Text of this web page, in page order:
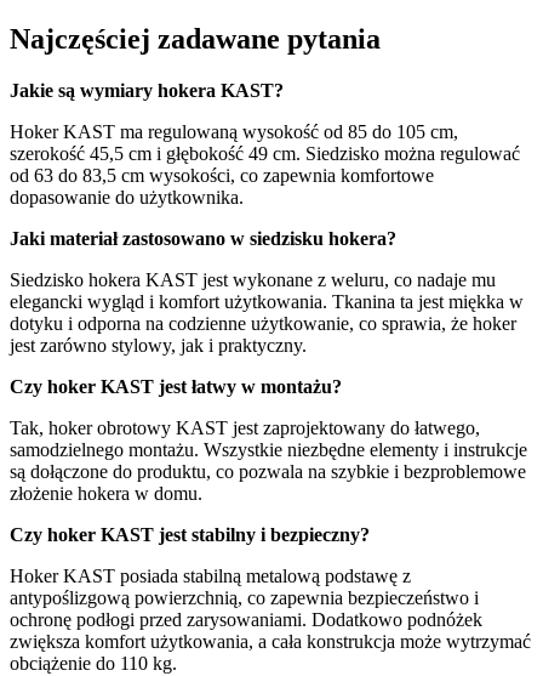
Najczęściej zadawane pytania
Jakie są wymiary hokera KAST?
Hoker KAST ma regulowaną wysokość od 85 do 105 cm,
szerokość 45,5 cm i głębokość 49 cm. Siedzisko można regulować
od 63 do 83,5 cm wysokości, co zapewnia komfortowe
dopasowanie do użytkownika.
Jaki materiał zastosowano w siedzisku hokera?
Siedzisko hokera KAST jest wykonane z weluru, co nadaje mu
elegancki wygląd i komfort użytkowania. Tkanina ta jest miękka w
dotyku i odporna na codzienne użytkowanie, co sprawia, że hoker
jest zarówno stylowy, jak i praktyczny.
Czy hoker KAST jest łatwy w montażu?
Tak, hoker obrotowy KAST jest zaprojektowany do łatwego,
samodzielnego montażu. Wszystkie niezbędne elementy i instrukcje
są dołączone do produktu, co pozwala na szybkie i bezproblemowe
złożenie hokera w domu.
Czy hoker KAST jest stabilny i bezpieczny?
Hoker KAST posiada stabilną metalową podstawę z
antypoślizgową powierzchnią, co zapewnia bezpieczeństwo i
ochronę podłogi przed zarysowaniami. Dodatkowo podnóżek
zwiększa komfort użytkowania, a cała konstrukcja może wytrzymać
obciążenie do 110 kg.